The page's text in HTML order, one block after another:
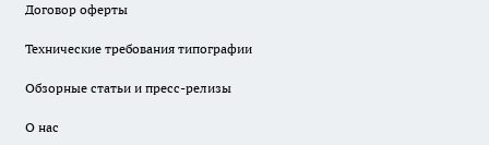
Договор оферты
Технические требования типографии
Обзорные статьи и пресс-релизы
О нас